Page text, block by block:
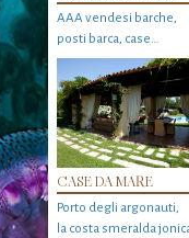
AAA vendesi barche,
posti barca, case…
CASE DA MARE
Porto degli argonauti,
la costa smeralda